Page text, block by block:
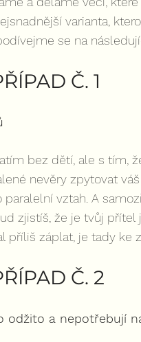
varianta,
se na
Č. 1
bez dětí, ale s tím,
nevěry zpytovat
paralelní vztah. A
zjistíš, že je tvůj přítel
příliš záplat, je tady ke
Č. 2
odžito a nepotřebují